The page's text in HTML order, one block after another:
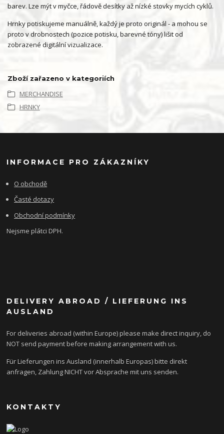
barev. Lze mýt v myčce, řádově desítky až nízké stovky mycích cyklů.
Hrnky potiskujeme manuálně, každý je proto originál - a mohou se
proto v drobnostech (pozice potisku, barevné tóny) lišit od
zobrazené digitální vizualizace.
Zboží zařazeno v kategoriích
MERCHANDISE
HRNKY
INFORMACE PRO ZÁKAZNÍKY
O obchodě
Časté dotazy
Obchodní podmínky
Nejsme plátci DPH.
DELIVERY ABROAD / LIEFERUNG INS
AUSLAND
For deliveries abroad (within Europe) please make direct inquiry, do
NOT send payment before making arrangement with us.
Für Lieferungen ins Ausland (innerhalb Europas) bitte direkt
anfragen, Zahlung NICHT vor Absprache mit uns senden.
KONTAKTY